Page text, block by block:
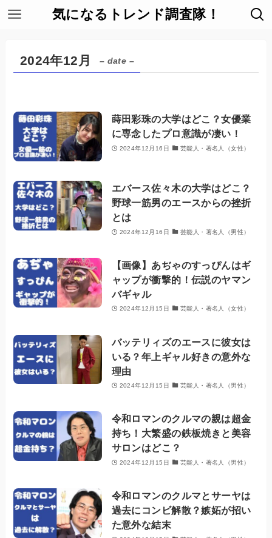
気になるトレンド調査隊！
2024年12月 – date –
蒔田彩珠の大学はどこ？女優業
に専念したプロ意識が凄い！
2024年12月16日 芸能人・著名人（女性）
エバース佐々木の大学はどこ？
野球一筋男のエースからの挫折
とは
2024年12月16日 芸能人・著名人（男性）
【画像】あぢゃのすっぴんはギ
ャップが衝撃的！伝説のヤマン
バギャル
2024年12月15日 芸能人・著名人（女性）
バッテリィズのエースに彼女は
いる？年上ギャル好きの意外な
理由
2024年12月15日 芸能人・著名人（男性）
令和ロマンのクルマの親は超金
持ち！大繁盛の鉄板焼きと美容
サロンはどこ？
2024年12月15日 芸能人・著名人（男性）
令和ロマンのクルマとサーヤは
過去にコンビ解散？嫉妬が招い
た意外な結末